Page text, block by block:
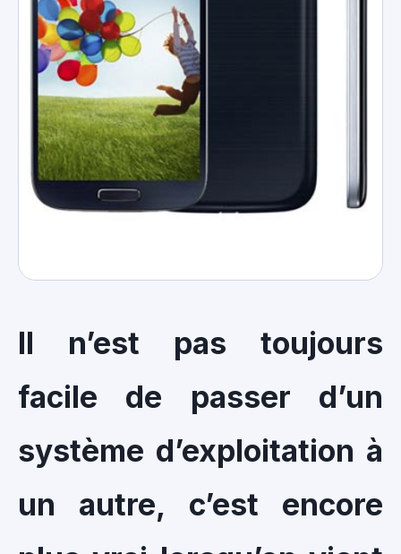
Il n’est pas toujours
facile de passer d’un
système d’exploitation à
un autre, c’est encore